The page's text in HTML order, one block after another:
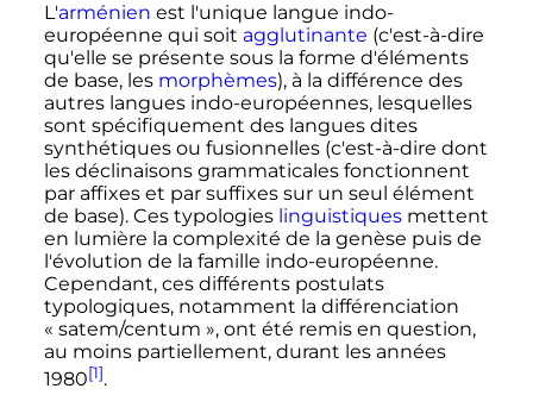
L'arménien est l'unique langue indo-
européenne qui soit agglutinante (c'est-à-dire
qu'elle se présente sous la forme d'éléments
de base, les morphèmes), à la différence des
autres langues indo-européennes, lesquelles
sont spécifiquement des langues dites
synthétiques ou fusionnelles (c'est-à-dire dont
les déclinaisons grammaticales fonctionnent
par affixes et par suffixes sur un seul élément
de base). Ces typologies linguistiquesmettent
en lumière la complexité de la genèse puis de
l'évolution de la famille indo-européenne.
Cependant, ces différents postulats
typologiques, notamment la différenciation
« satem/centum », ont été remis en question,
au moins partiellement, durant les années
1980[1].